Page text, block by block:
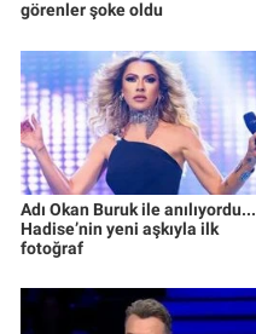
görenler şoke oldu
Adı Okan Buruk ile anılıyordu...
Hadise’nin yeni aşkıyla ilk
fotoğraf